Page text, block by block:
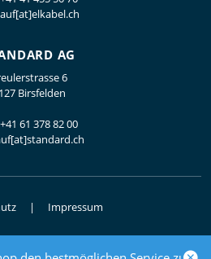
AG
6
Birsfelden
+41 61 378 82 00
Impressum